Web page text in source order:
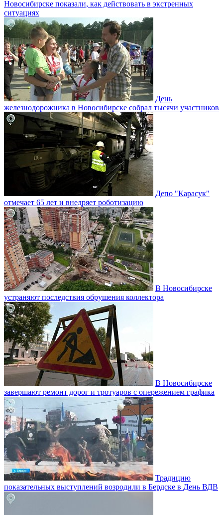
Новосибирске показали, как действовать в экстренных
ситуациях
День
железнодорожника в Новосибирске собрал тысячи участников
Депо "Карасук"
отмечает 65 лет и внедряет роботизацию
В Новосибирске
устраняют последствия обрушения коллектора
В Новосибирске
завершают ремонт дорог и тротуаров с опережением графика
Традицию
показательных выступлений возродили в Бердске в День ВДВ